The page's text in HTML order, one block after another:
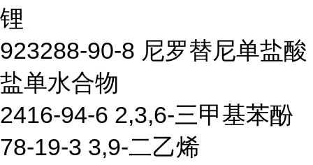
锂
923288-90-8 尼罗替尼单盐酸
盐单水合物
2416-94-6 2,3,6-三甲基苯酚
78-19-3 3,9-二乙烯